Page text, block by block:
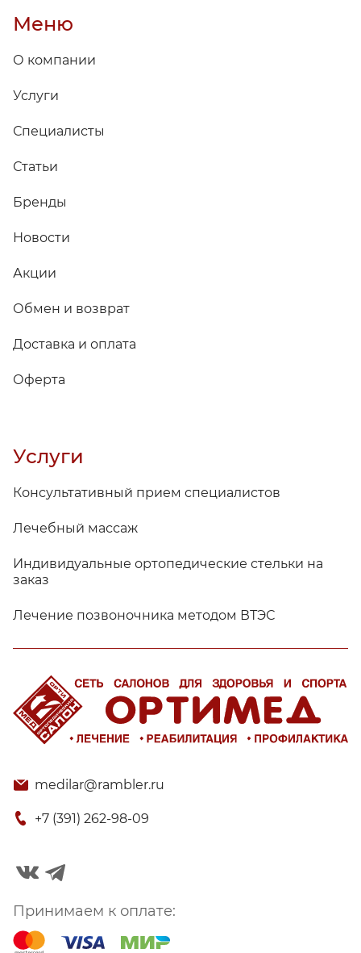
Меню
О компании
Услуги
Специалисты
Статьи
Бренды
Новости
Акции
Обмен и возврат
Доставка и оплата
Оферта
Услуги
Консультативный прием специалистов
Лечебный массаж
Индивидуальные ортопедические стельки на
заказ
Лечение позвоночника методом ВТЭС
medilar@rambler.ru
+7 (391) 262-98-09
Принимаем к оплате: